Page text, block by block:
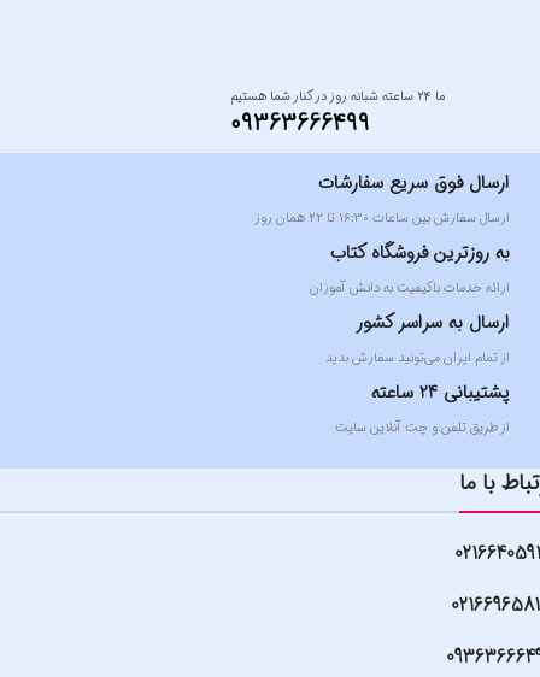
ما ۲۴ ساعته شبانه روز در کنار شما هستیم
09363666499
ارسال فوق سریع سفارشات
ارسال سفارش بین ساعات ۱۶:۳۰ تا ۲۲ همان روز
به روزترین فروشگاه کتاب
ارائه خدمات باکیفیت به دانش آموزان
ارسال به سراسر کشور
از تمام ایران می‌تونید سفارش بدید
پشتیبانی 24 ساعته
از طریق تلفن و چت آنلاین سایت
با ما